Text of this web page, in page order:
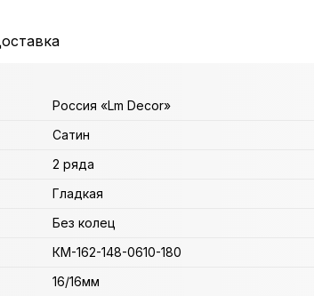
Россия «Lm Decor»
Сатин
2 ряда
Гладкая
Без колец
КМ-162-148-0610-180
16/16мм